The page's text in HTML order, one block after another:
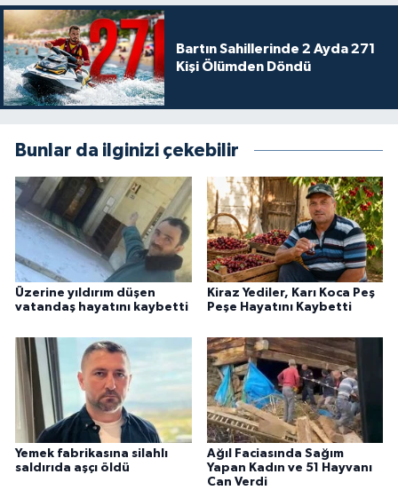
Bartın Sahillerinde 2 Ayda 271
Kişi Ölümden Döndü
Bunlar da ilginizi çekebilir
Üzerine yıldırım düşen
vatandaş hayatını kaybetti
Kiraz Yediler, Karı Koca Peş
Peşe Hayatını Kaybetti
Yemek fabrikasına silahlı
saldırıda aşçı öldü
Ağıl Faciasında Sağım
Yapan Kadın ve 51 Hayvanı
Can Verdi